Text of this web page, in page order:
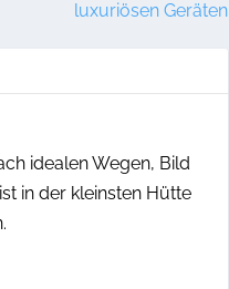
luxuriösen Geräten
idealen Wegen, Bild
in der kleinsten Hütte